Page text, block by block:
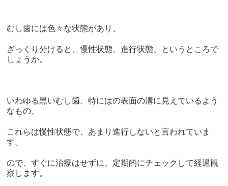
むし歯には色々な状態があり、
ざっくり分けると、慢性状態、進行状態、というところで
しょうか。
いわゆる黒いむし歯、特にはの表面の溝に見えているよう
なもの、
これらは慢性状態で、あまり進行しないと言われていま
す。
ので、すぐに治療はせずに、定期的にチェックして経過観
察します。